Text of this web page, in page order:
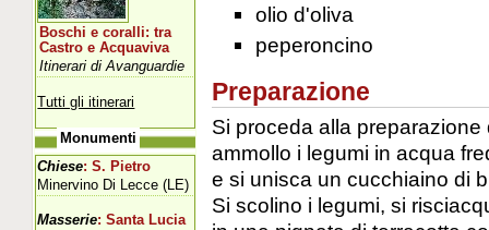
olio d'oliva
peperoncino
Preparazione
Si proceda alla
ammollo i legumi in acqua
e si unisca un cucchiaino di
Si scolino i legumi, si
Boschi e coralli: tra
Castro e Acquaviva
Itinerari di Avanguardie
Tutti gli itinerari
Monumenti
Chiese: S. Pietro
Minervino Di Lecce (LE)
Masserie: Santa Lucia